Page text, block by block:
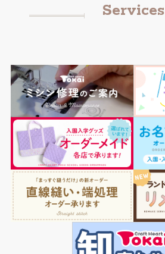
Services